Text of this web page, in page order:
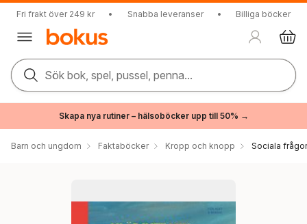
Fri frakt över 249 kr • Snabba leveranser • Billiga böcker
Sök bok, spel, pussel, penna...
Skapa nya rutiner – hälsoböcker upp till 50% →
Barn och ungdom Faktaböcker Kropp och knopp Sociala frågor